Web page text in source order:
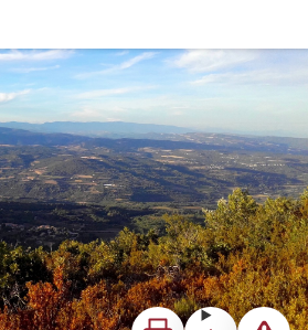
ImprimerTéléchargerSignaler